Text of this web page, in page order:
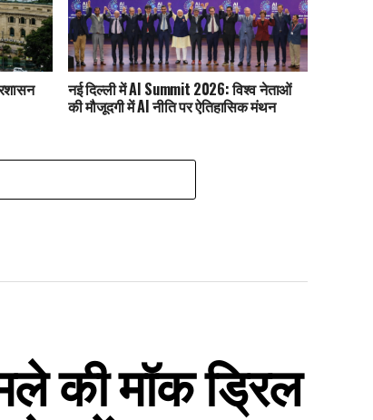
नई दिल्ली में AI Summit 2026: विश्व नेताओं
की मौजूदगी में AI नीति पर ऐतिहासिक मंथन
की मॉक ड्रिल